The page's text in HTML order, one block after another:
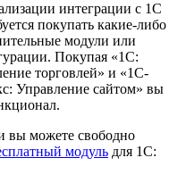
интеграции с 1С
покупать какие-либо
модули или
Покупая «1С:
торговлей» и «1С-
Управление сайтом» вы
вы можете свободно
модуль для 1С: